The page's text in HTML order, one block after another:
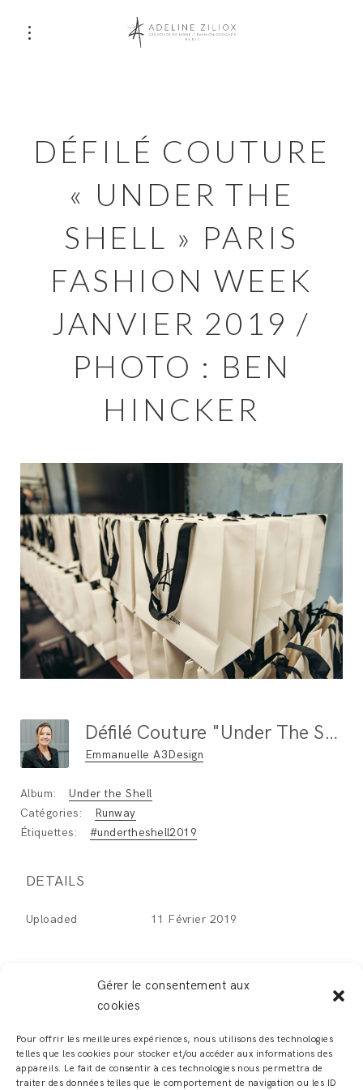
Gérer le consentement aux
cookies
Pour offrir les meilleures expériences, nous utilisons des technologies
telles que les cookies pour stocker et/ou accéder aux informations des
appareils. Le fait de consentir à ces technologies nous permettra de
traiter des données telles que le comportement de navigation ou les ID
DÉFILÉ COUTURE
« UNDER THE
SHELL » PARIS
FASHION WEEK
JANVIER 2019 /
PHOTO : BEN
HINCKER
Défilé Couture "Under The Shell" Paris Fashion Week Janvier 2019 / Photo : Ben Hincker
Emmanuelle A3Design
Album:
Under the Shell
Catégories:
Runway
Étiquettes:
#undertheshell2019
DETAILS
Uploaded 11 Février 2019
LEAVE A REPLY
Vous devezvous connecterpour publier un